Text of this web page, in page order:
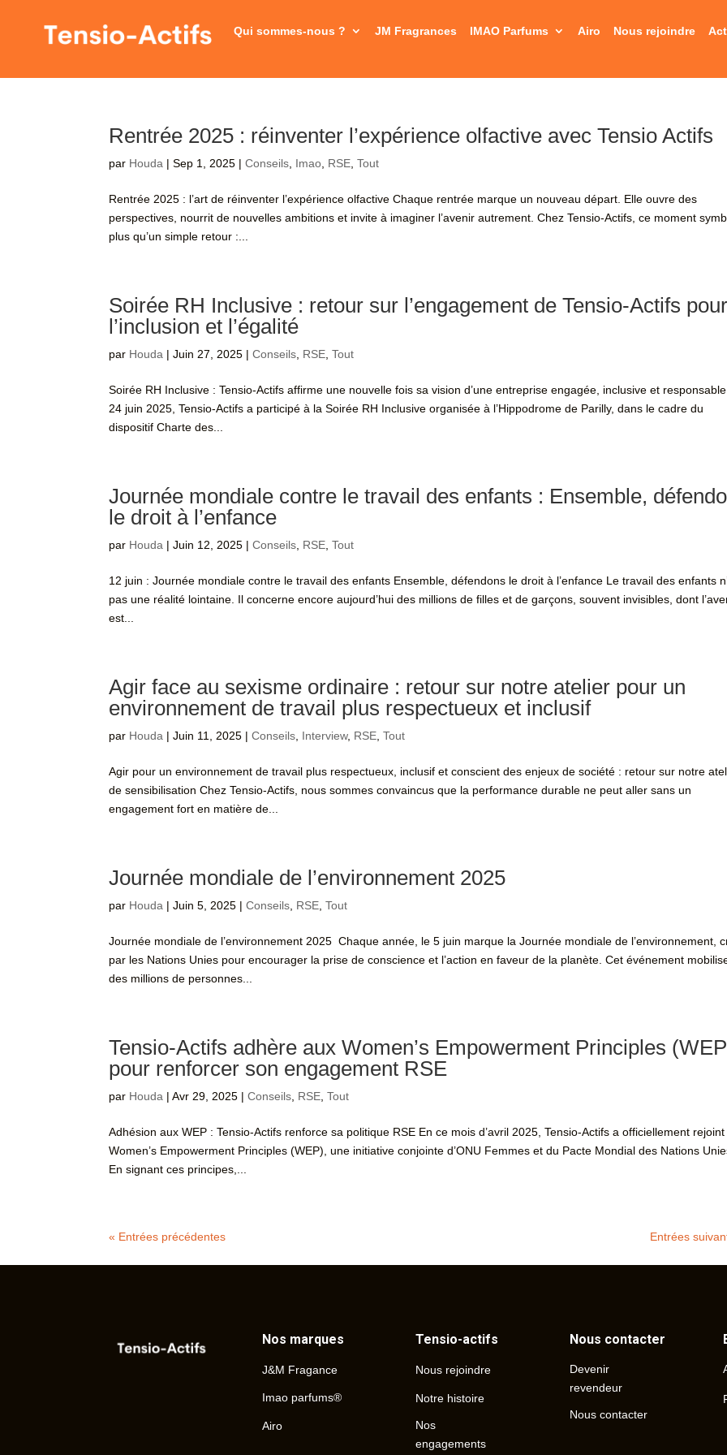
Qui sommes-nous ? JM Fragrances IMAO Parfums Airo Nous rejoindre
Rentrée 2025 : réinventer l’expérience olfactive avec Tensio Actifs
par Houda |Sep 1, 2025 |Conseils Imao RSE ,Tout
Rentrée 2025 : l’art de réinventer l’expérience olfactive Chaque rentrée marque un nouveau départ. Elle ouvre des
perspectives, nourrit de nouvelles ambitions et invite à imaginer l’avenir autrement. Chez Tensio‑Actifs, ce moment
plus qu’un simple retour :...
Soirée RH Inclusive : retour sur l’engagement de Tensio-Actifs pour
l’inclusion et l’égalité
par Houda |Juin 27, 2025 |Conseils RSE ,Tout
Soirée RH Inclusive : Tensio-Actifs affirme une nouvelle fois sa vision d’une entreprise engagée, inclusive et
24 juin 2025, Tensio-Actifs a participé à la Soirée RH Inclusive organisée à l’Hippodrome de Parilly, dans le cadre du
dispositif Charte des...
Journée mondiale contre le travail des enfants : Ensemble,
le droit à l’enfance
par Houda |Juin 12, 2025 |Conseils RSE ,Tout
12 juin : Journée mondiale contre le travail des enfants Ensemble, défendons le droit à l’enfance Le travail des enfants
pas une réalité lointaine. Il concerne encore aujourd’hui des millions de filles et de garçons, souvent invisibles, dont
est...
Agir face au sexisme ordinaire : retour sur notre atelier pour un
environnement de travail plus respectueux et inclusif
par Houda |Juin 11, 2025 |Conseils Interview, RSE ,Tout
Agir pour un environnement de travail plus respectueux, inclusif et conscient des enjeux de société : retour sur notre
de sensibilisation Chez Tensio-Actifs, nous sommes convaincus que la performance durable ne peut aller sans un
engagement fort en matière de...
Journée mondiale de l’environnement 2025
par Houda |Juin 5, 2025 |Conseils RSE ,Tout
Journée mondiale de l’environnement 2025 Chaque année, le 5 juin marque la Journée mondiale de l’environnement,
par les Nations Unies pour encourager la prise de conscience et l’action en faveur de la planète. Cet événement
des millions de personnes...
Tensio-Actifs adhère aux Women’s Empowerment Principles
pour renforcer son engagement RSE
par Houda |Avr 29, 2025 |Conseils RSE ,Tout
Adhésion aux WEP : Tensio-Actifs renforce sa politique RSE En ce mois d’avril 2025, Tensio-Actifs a officiellement rejoint
Women’s Empowerment Principles (WEP), une initiative conjointe d’ONU Femmes et du Pacte Mondial des Nations
En signant ces principes,...
« Entrées précédentes Entrées
Nos marques
J&M Fragance
Imao parfums®
Airo
Tensio-actifs
Nous rejoindre
Notre histoire
Nos
engagements
Nous contacter
Devenir
revendeur
Nous contacter